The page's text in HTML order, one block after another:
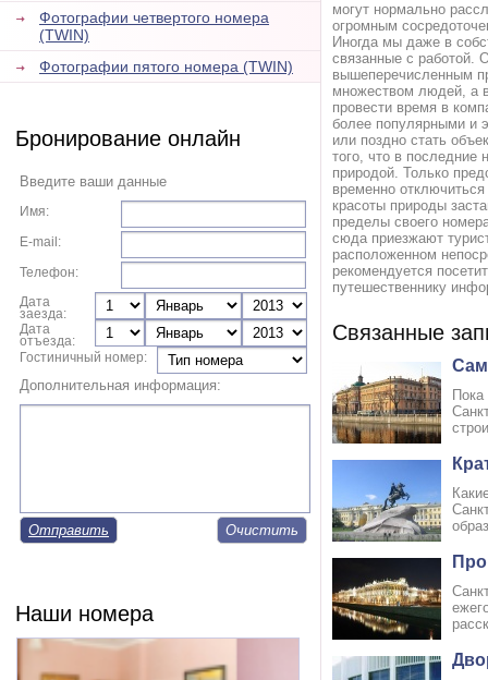
Фотографии четвертого номера
(TWIN)
Фотографии пятого номера (TWIN)
Бронирование онлайн
Введите ваши данные
Имя:
E-mail:
Телефон:
Дата
заезда:
Дата
отъезда:
Гостиничный номер:
Дополнительная информация:
Отправить
Наши номера
могут нормально
огромным
Иногда мы даже в
связанные с работой.
вышеперечисленным
множеством людей, а
провести время в
более популярными и
или поздно стать
того, что в последние
природой. Только
временно
красоты природы
пределы своего
сюда приезжают
расположенном
рекомендуется
путешественнику
Связанные
Сам